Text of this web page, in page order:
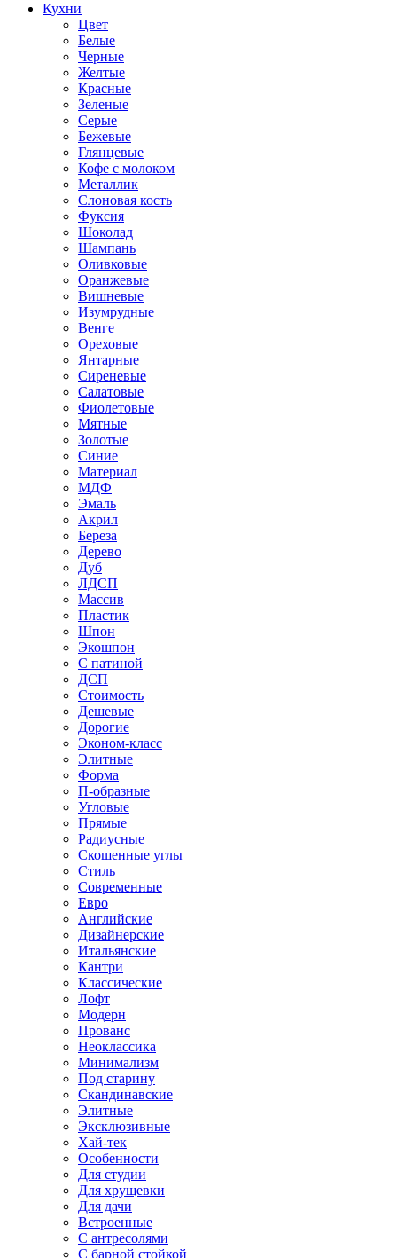
Кухни
Цвет
Белые
Черные
Желтые
Красные
Зеленые
Серые
Бежевые
Глянцевые
Кофе с молоком
Металлик
Слоновая кость
Фуксия
Шоколад
Шампань
Оливковые
Оранжевые
Вишневые
Изумрудные
Венге
Ореховые
Янтарные
Сиреневые
Салатовые
Фиолетовые
Мятные
Золотые
Синие
Материал
МДФ
Эмаль
Акрил
Береза
Дерево
Дуб
ЛДСП
Массив
Пластик
Шпон
Экошпон
С патиной
ДСП
Стоимость
Дешевые
Дорогие
Эконом-класс
Элитные
Форма
П-образные
Угловые
Прямые
Радиусные
Скошенные углы
Стиль
Современные
Евро
Английские
Дизайнерские
Итальянские
Кантри
Классические
Лофт
Модерн
Прованс
Неоклассика
Минимализм
Под старину
Скандинавские
Элитные
Эксклюзивные
Хай-тек
Особенности
Для студии
Для хрущевки
Для дачи
Встроенные
С антресолями
С барной стойкой